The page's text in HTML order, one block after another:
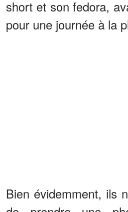
short et son fedora,
pour une journée à la
Bien évidemment, ils